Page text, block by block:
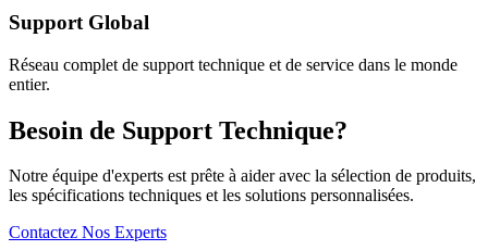
Support Global
Réseau complet de support technique et de service dans le monde
entier.
Besoin de Support Technique?
Notre équipe d'experts est prête à aider avec la sélection de produits,
les spécifications techniques et les solutions personnalisées.
Contactez Nos Experts